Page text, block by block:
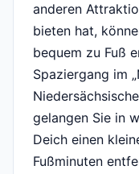
anderen
bieten hat,
bequem zu Fuß
Spaziergang im
gelangen Sie in
Deich einen
Fußminuten